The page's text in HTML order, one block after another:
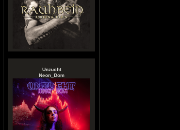
Unzucht
Neon_Dom